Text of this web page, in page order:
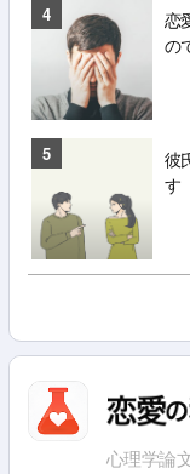
4
恋
の
5
彼
す
心理学論